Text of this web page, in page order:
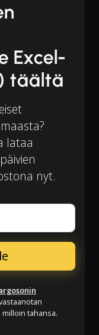
Excel-
täältä
lataa
nyt.
tahansa.